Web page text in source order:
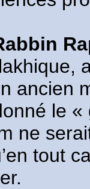
ancien
le «
ne
tout